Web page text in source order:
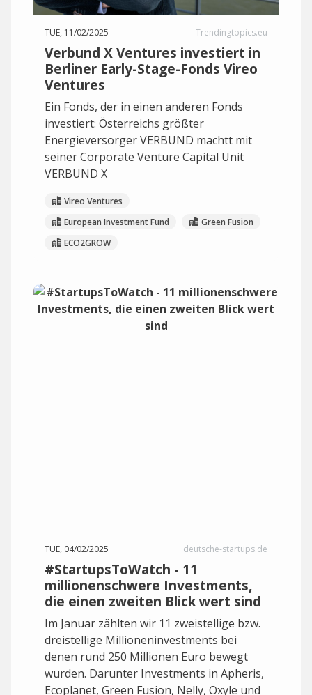
TUE, 11/02/2025 Trendingtopics.eu
Verbund X Ventures investiert in
Berliner Early-Stage-Fonds Vireo
Ventures
Ein Fonds, der in einen anderen Fonds
investiert: Österreichs größter
Energieversorger VERBUND machtt mit
seiner Corporate Venture Capital Unit
VERBUND X
Vireo Ventures
European Investment Fund
Green Fusion
ECO2GROW
TUE, 04/02/2025 deutsche-startups.de
#StartupsToWatch - 11
millionenschwere Investments,
die einen zweiten Blick wert sind
Im Januar zählten wir 11 zweistellige bzw.
dreistellige Millioneninvestments bei
denen rund 250 Millionen Euro bewegt
wurden. Darunter Investments in Apheris,
Ecoplanet, Green Fusion, Nelly, Oxyle und